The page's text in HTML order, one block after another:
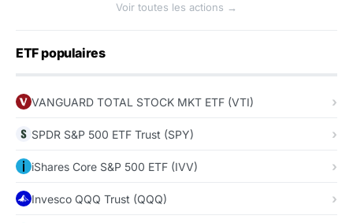
Voir toutes les actions →
ETF populaires
VANGUARD TOTAL STOCK MKT ETF (VTI)
SPDR S&P 500 ETF Trust (SPY)
iShares Core S&P 500 ETF (IVV)
Invesco QQQ Trust (QQQ)